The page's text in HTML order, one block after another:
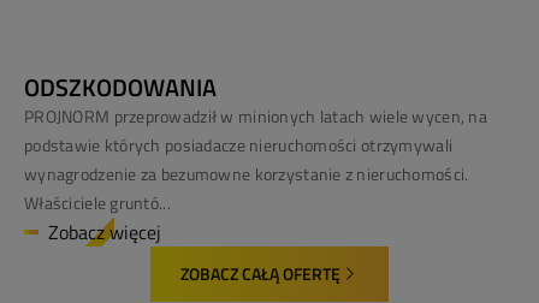
ODSZKODOWANIA
PROJNORM przeprowadził w minionych latach wiele wycen, na
podstawie których posiadacze nieruchomości otrzymywali
wynagrodzenie za bezumowne korzystanie z nieruchomości.
Właściciele gruntó...
Zobacz więcej
ZOBACZ CAŁĄ OFERTĘ